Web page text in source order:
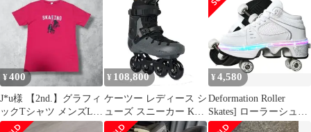
PQ-2521 0
¥400
J*u様 【2nd.】グラフィ
ックTシャツ メンズL相
当 SKATING ピンク
¥ 108,800
ケーツー レディース シ
ューズ スニーカー K2
Grid 80 Inline Skates for
¥4,580
Deformation Roller
Skates] ローラーシュー
ズ 子供 女の子，ローラ